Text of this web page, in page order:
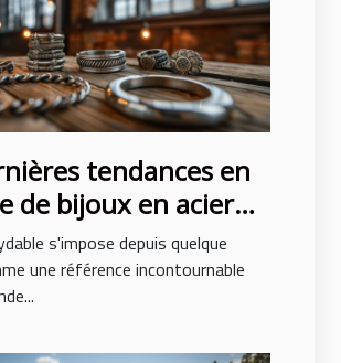
tendances en
de bijoux en acier
s'impose depuis quelque
une référence incontournable